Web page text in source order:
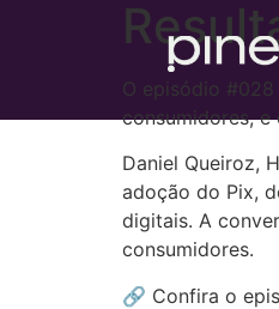
O episódio
consumidores,
Daniel Queiroz,
adoção do Pix,
digitais. A
consumidores.
🔗 Confira o